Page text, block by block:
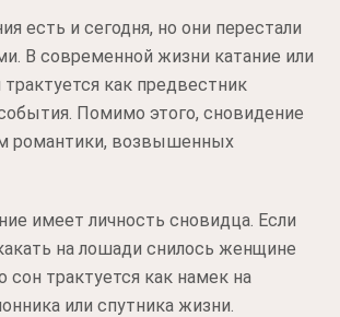
есть и сегодня, но они перестали
В современной жизни катание или
как предвестник
Помимо этого, сновидение
романтики, возвышенных
имеет личность сновидца. Если
на лошади снилось женщине
сон трактуется как намек на
или спутника жизни.